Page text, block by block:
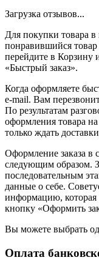
Загрузка отзывов...
Для покупки товара
понравившийся товар
перейдите в Корзину
«Быстрый заказ».
Когда оформляете
e-mail. Вам
По результатам
оформления товара
только ждать
Оформление заказа в
следующим образом.
последовательным
данные о себе.
информацию,
кнопку «Оформить
Вы можете выбрать
Оплата